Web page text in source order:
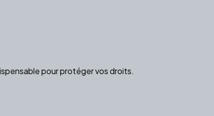
pour protéger vos droits.